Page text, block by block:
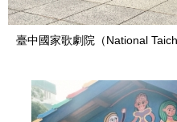
臺中國家歌劇院（National